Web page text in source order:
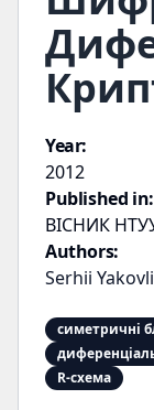
Year:
2012
Published in:
ВІСНИК
Authors:
Serhii
симетричні
R-схема